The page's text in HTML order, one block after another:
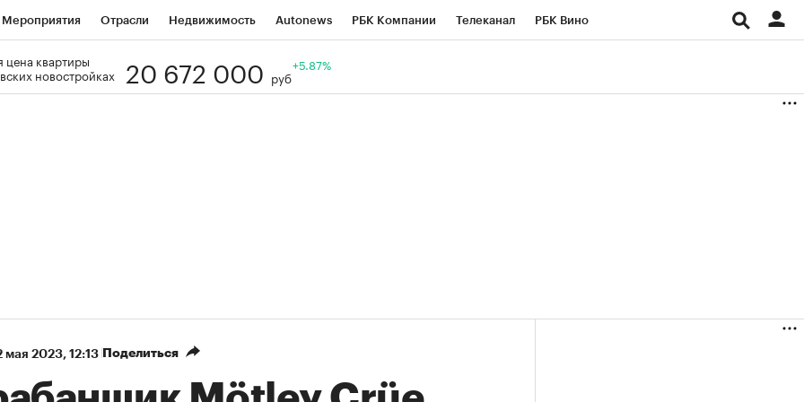
Мероприятия Отрасли Недвижимость Autonews РБК Компании Телеканал РБК Вино
Визионеры
цена квартиры
новостройках
20 672 000 руб
+5.87%
мая 2023, 12:13 Поделиться